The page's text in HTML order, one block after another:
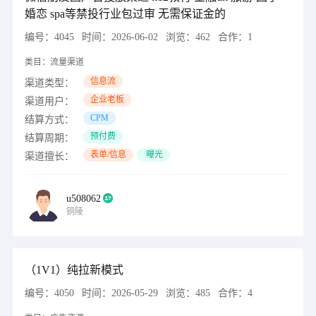
婚恋 spa等禁投行业包过审 无需保证金的
编号： 4045 时间： 2026-06-02 浏览： 462 合作： 1
类目： 流量渠道
渠道类型： 信息流
渠道用户： 企业老板
结算方式： CPM
结算周期： 预付费
渠道擅长： 表单/信息 曝光
u508062
铜陵
（1V1）纯拉新模式
编号： 4050 时间： 2026-05-29 浏览： 485 合作： 4